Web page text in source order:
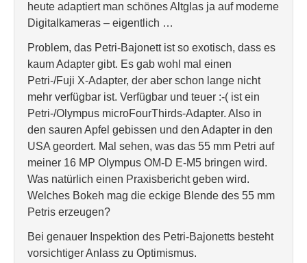
heute adaptiert man schönes Altglas ja auf moderne
Digitalkameras – eigentlich …
Problem, das Petri-Bajonett ist so exotisch, dass es
kaum Adapter gibt. Es gab wohl mal einen
Petri-/Fuji X-Adapter, der aber schon lange nicht
mehr verfügbar ist. Verfügbar und teuer :-( ist ein
Petri-/Olympus microFourThirds-Adapter. Also in
den sauren Apfel gebissen und den Adapter in den
USA geordert. Mal sehen, was das 55 mm Petri auf
meiner 16 MP Olympus OM-D E-M5 bringen wird.
Was natürlich einen Praxisbericht geben wird.
Welches Bokeh mag die eckige Blende des 55 mm
Petris erzeugen?
Bei genauer Inspektion des Petri-Bajonetts besteht
vorsichtiger Anlass zu Optimismus.